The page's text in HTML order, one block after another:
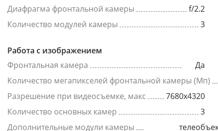
Диафрагма фронтальной камеры
f/2.2
Количество модулей камеры
3
Работа с изображением
Фронтальная камера
Да
Количество мегапикселей фронтальной камеры (Мп)
Разрешение при видеосъемке, макс
7680x4320
Количество основных камер
3
Дополнительные модули камеры